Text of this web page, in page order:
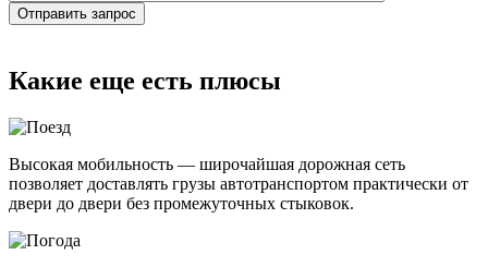
Какие еще есть плюсы
Высокая мобильность — широчайшая дорожная сеть
позволяет доставлять грузы автотранспортом практически от
двери до двери без промежуточных стыковок.